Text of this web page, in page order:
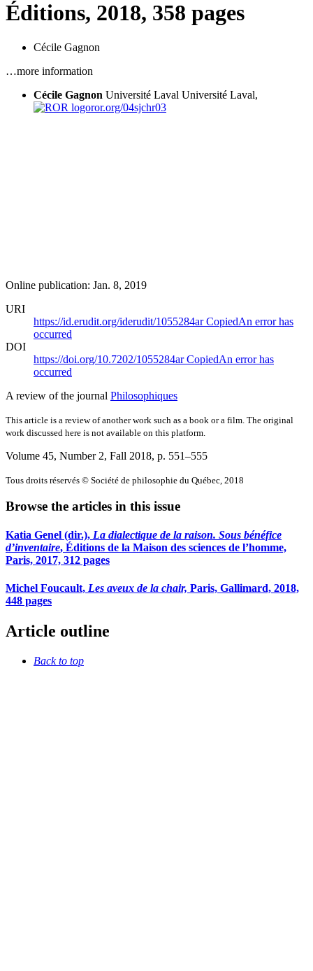
Éditions, 2018, 358 pages
Cécile Gagnon
…more information
Cécile Gagnon Université Laval Université Laval,
ror.org/04sjchr03
Online publication: Jan. 8, 2019
URI
https://id.erudit.org/iderudit/1055284arCopiedAn error has
occurred
DOI
https://doi.org/10.7202/1055284arCopiedAn error has
occurred
A review of the journal Philosophiques
This article is a review of another work such as a book or a film. The original
work discussed here is not available on this platform.
Volume 45, Number 2, Fall 2018, p. 551–555
Tous droits réservés © Société de philosophie du Québec, 2018
Browse the articles in this issue
Katia Genel (dir.), La dialectique de la raison. Sous bénéfice
d’inventaire, Éditions de la Maison des sciences de l’homme,
Paris, 2017, 312 pages
Michel Foucault, Les aveux de la chair, Paris, Gallimard, 2018,
448 pages
Article outline
Back to top